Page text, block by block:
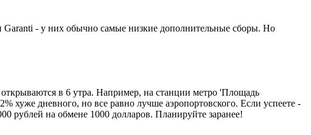
Garanti - у них обычно самые низкие дополнительные сборы. Но
в 6 утра. Например, на станции метро 'Площадь
хуже дневного, но все равно лучше аэропортовского. Если успеете -
рублей на обмене 1000 долларов. Планируйте заранее!